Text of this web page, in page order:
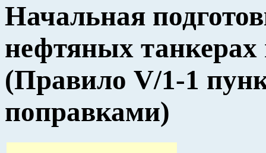
Начальная
нефтяных танкерах
(Правило V/1-1
поправками)